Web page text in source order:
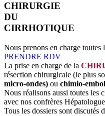
CHIRURGIE
DU
CIRRHOTIQUE
Nous prenons en charge toutes
PRENDRE RDV
La prise en charge de la
résection chirurgicale (le plus
micro-ondes) ou chimio-
Nous réalisons aussi toutes les
avec nos confrères
Tous les dossiers sont discutés